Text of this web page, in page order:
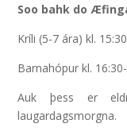
Soo bahk do
Kríli (5-7 ára) kl.
Barnahópur kl.
Auk þess er
laugardagsmorgna.